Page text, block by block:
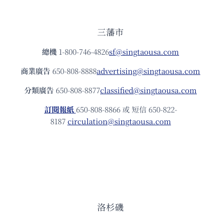
三藩市
總機 1-800-746-4826sf@singtaousa.com
商業廣告 650-808-8888advertising@singtaousa.com
分類廣告 650-808-8877classified@singtaousa.com
訂閱報紙 650-808-8866 或 短信 650-822-
8187circulation@singtaousa.com
洛杉磯